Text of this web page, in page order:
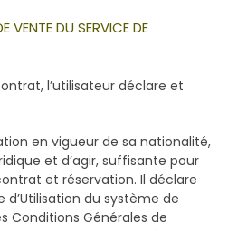
VENTE DU SERVICE DE
l’utilisateur déclare et
en vigueur de sa nationalité,
et d’agir, suffisante pour
et réservation. Il déclare
du système de
Conditions Générales de